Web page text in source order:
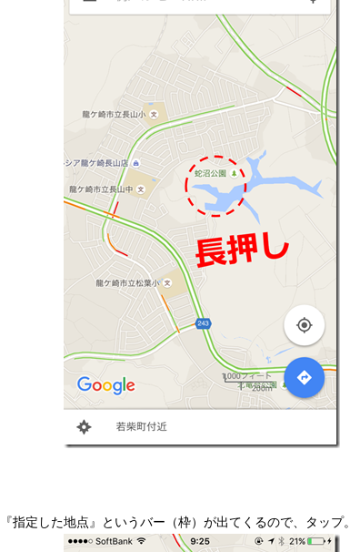
指定した地点』というバー（枠）が出てくるので、タップ。